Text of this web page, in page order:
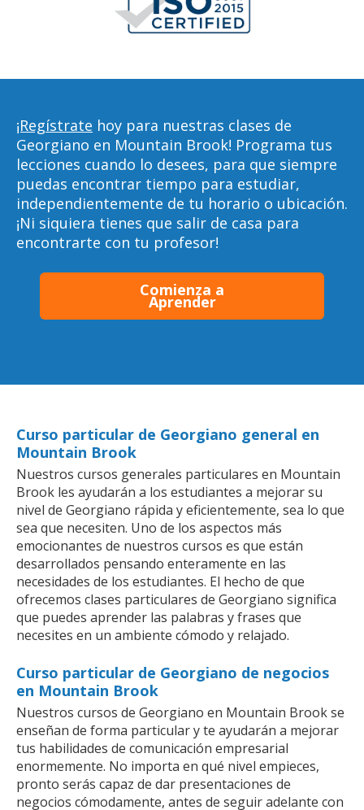
¡Regístrate hoy para nuestras clases de
Georgiano en Mountain Brook! Programa tus
lecciones cuando lo desees, para que siempre
puedas encontrar tiempo para estudiar,
independientemente de tu horario o ubicación.
¡Ni siquiera tienes que salir de casa para
encontrarte con tu profesor!
Comienza a
Aprender
Curso particular de Georgiano general en
Mountain Brook
Nuestros cursos generales particulares en Mountain
Brook les ayudarán a los estudiantes a mejorar su
nivel de Georgiano rápida y eficientemente, sea lo que
sea que necesiten. Uno de los aspectos más
emocionantes de nuestros cursos es que están
desarrollados pensando enteramente en las
necesidades de los estudiantes. El hecho de que
ofrecemos clases particulares de Georgiano significa
que puedes aprender las palabras y frases que
necesites en un ambiente cómodo y relajado.
Curso particular de Georgiano de negocios
en Mountain Brook
Nuestros cursos de Georgiano en Mountain Brook se
enseñan de forma particular y te ayudarán a mejorar
tus habilidades de comunicación empresarial
enormemente. No importa en qué nivel empieces,
pronto serás capaz de dar presentaciones de
negocios cómodamente, antes de seguir adelante con